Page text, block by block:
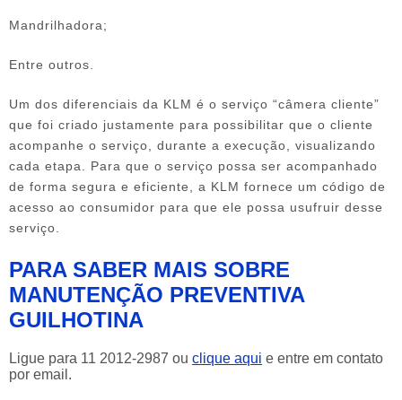
Mandrilhadora;
Entre outros.
Um dos diferenciais da KLM é o serviço “câmera cliente”
que foi criado justamente para possibilitar que o cliente
acompanhe o serviço, durante a execução, visualizando
cada etapa. Para que o serviço possa ser acompanhado
de forma segura e eficiente, a KLM fornece um código de
acesso ao consumidor para que ele possa usufruir desse
serviço.
PARA SABER MAIS SOBRE
MANUTENÇÃO PREVENTIVA
GUILHOTINA
Ligue para 11 2012-2987 ou clique aqui e entre em contato
por email.